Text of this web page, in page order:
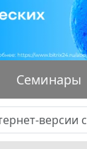
Семинары